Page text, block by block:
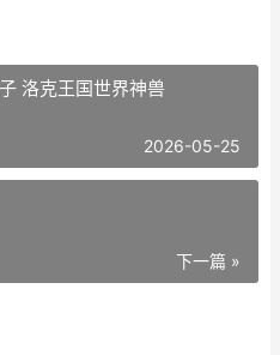
洛克王国世界神兽
2026-05-25
下一篇 »